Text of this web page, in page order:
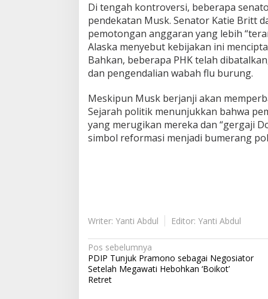
Di tengah kontroversi, beberapa
pendekatan Musk. Senator Katie Britt
pemotongan anggaran yang lebih
Alaska menyebut kebijakan ini
Bahkan, beberapa PHK telah
dan pengendalian wabah flu burung.
Meskipun Musk berjanji akan
Sejarah politik menunjukkan bahwa
yang merugikan mereka dan “gergaji
simbol reformasi menjadi bumerang
Writer: Yanti Abdul Editor: Yanti Abdul
N
a
v
Pos sebelumnya
PDIP Tunjuk Pramono sebagai Negosiator
Setelah Megawati Hebohkan ‘Boikot’
Retret